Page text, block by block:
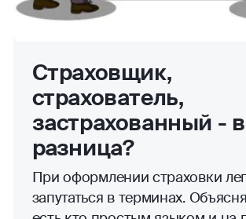
Страховщик,
страхователь,
застрахованный -
разница?
При оформлении страховки
запутаться в терминах.